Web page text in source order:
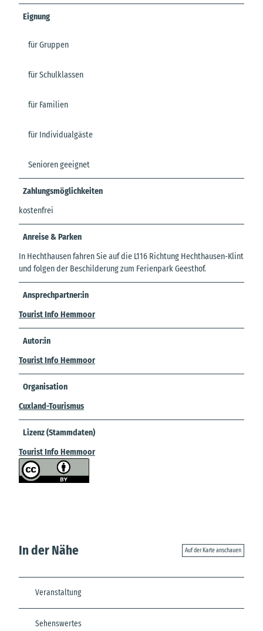
Eignung
für Gruppen
für Schulklassen
für Familien
für Individualgäste
Senioren geeignet
Zahlungsmöglichkeiten
kostenfrei
Anreise & Parken
In Hechthausen fahren Sie auf die L116 Richtung Hechthausen-Klint
und folgen der Beschilderung zum Ferienpark Geesthof.
Ansprechpartner:in
Tourist Info Hemmoor
Autor:in
Tourist Info Hemmoor
Organisation
Cuxland-Tourismus
Lizenz (Stammdaten)
Tourist Info Hemmoor
In der Nähe Auf der Karte anschauen
Veranstaltung
Sehenswertes